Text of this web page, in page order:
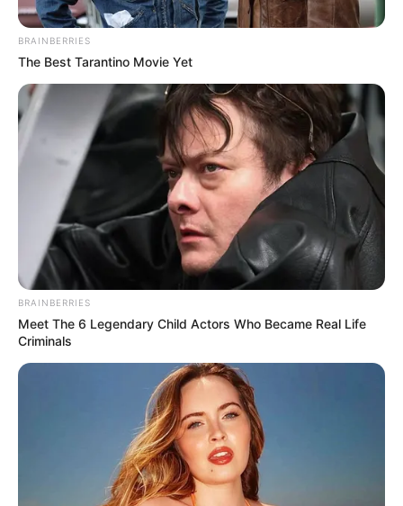
Posted
in
Friss hírek
Magyar Péter MEGNYERTE!
Teljes a döbbenet az országban!
👇 Cikk a hozzászólásoknál >>>
Szerző April 15, 2026
BRAINBERRIES
The Best Tarantino Movie Yet
BRAINBERRIES
Meet The 6 Legendary Child Actors Who Became Real Life
Criminals